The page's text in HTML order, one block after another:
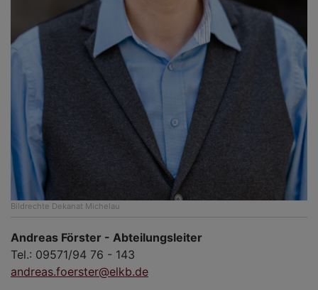
Bildrechte Dekanat Michelau
Andreas Förster - Abteilungsleiter
Tel.: 09571/94 76 - 143
andreas.foerster@elkb.de